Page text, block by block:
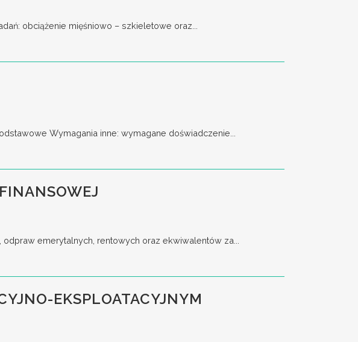
obciążenie mięśniowo – szkieletowe oraz...
Wymagania inne: wymagane doświadczenie...
emerytalnych, rentowych oraz ekwiwalentów za...
EKSPLOATACYJNYM